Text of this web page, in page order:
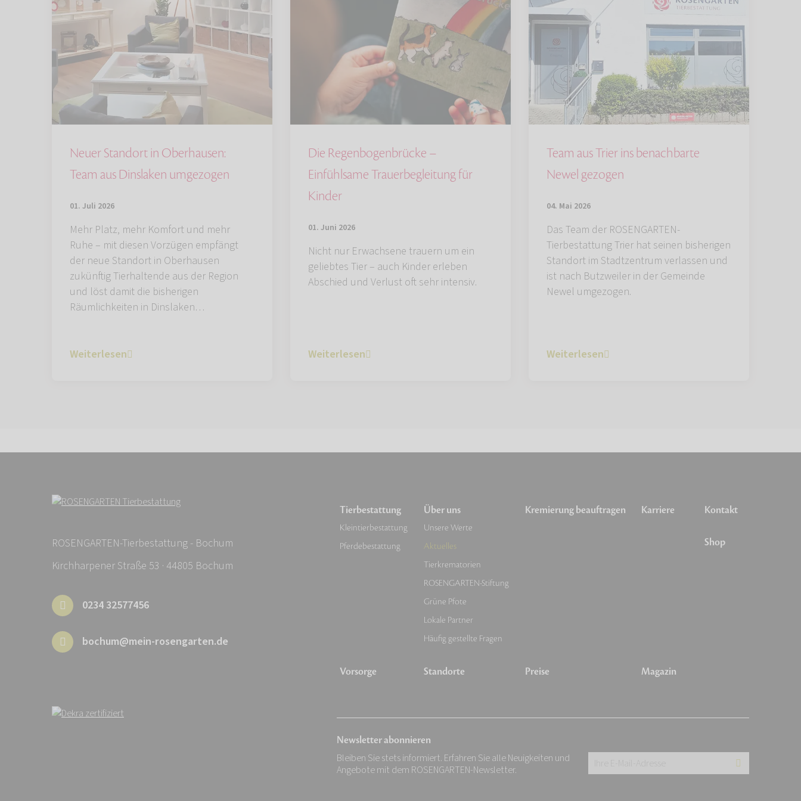
Neuer Standort in Oberhausen:
Team aus Dinslaken umgezogen
01. Juli 2026
Mehr Platz, mehr Komfort und mehr
Ruhe – mit diesen Vorzügen empfängt
der neue Standort in Oberhausen
zukünftig Tierhaltende aus der Region
und löst damit die bisherigen
Räumlichkeiten in Dinslaken…
Weiterlesen
Die Regenbogenbrücke –
Einfühlsame Trauerbegleitung für
Kinder
01. Juni 2026
Nicht nur Erwachsene trauern um ein
geliebtes Tier – auch Kinder erleben
Abschied und Verlust oft sehr intensiv.
Weiterlesen
Team aus Trier ins benachbarte
Newel gezogen
04. Mai 2026
Das Team der ROSENGARTEN-
Tierbestattung Trier hat seinen bisherigen
Standort im Stadtzentrum verlassen und
ist nach Butzweiler in der Gemeinde
Newel umgezogen.
Weiterlesen
ROSENGARTEN-Tierbestattung - Bochum
Kirchharpener Straße 53 · 44805 Bochum
0234 32577456
bochum@mein-rosengarten.de
Tierbestattung
Kleintierbestattung
Pferdebestattung
Vorsorge
Über uns
Unsere Werte
Aktuelles
Tierkrematorien
ROSENGARTEN-Stiftung
Grüne Pfote
Lokale Partner
Häufig gestellte Fragen
Standorte
Kremierung beauftragen
Preise
Karriere
Magazin
Kontakt
Shop
Newsletter abonnieren
Bleiben Sie stets informiert. Erfahren Sie alle Neuigkeiten und
Angebote mit dem ROSENGARTEN-Newsletter.